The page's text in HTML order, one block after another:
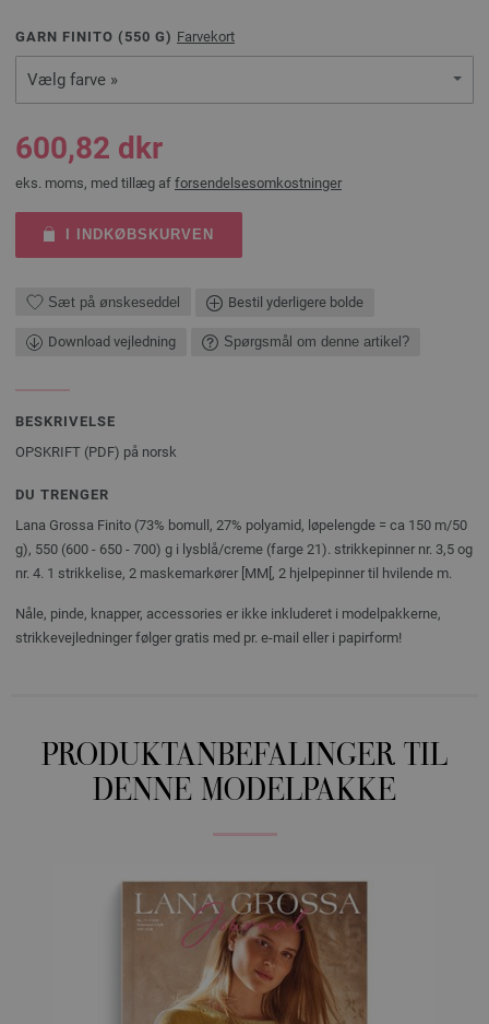
GARN FINITO ( 550 G) Farvekort
Vælg farve »
600,82 dkr
eks. moms, med tillæg af forsendelsesomkostninger
I INDKØBSKURVEN
Sæt på ønskeseddel Bestil yderligere bolde
Download vejledning Spørgsmål om denne artikel?
BESKRIVELSE
OPSKRIFT (PDF) på norsk
DU TRENGER
Lana Grossa Finito (73% bomull, 27% polyamid, løpelengde = ca 150 m/50
g), 550 (600 - 650 - 700) g i lysblå/creme (farge 21). strikkepinner nr. 3,5 og
nr. 4. 1 strikkelise, 2 maskemarkører [MM[, 2 hjelpepinner til hvilende m.
Nåle, pinde, knapper, accessories er ikke inkluderet i modelpakkerne,
strikkevejledninger følger gratis med pr. e-mail eller i papirform!
PRODUKTANBEFALINGER TIL
DENNE MODELPAKKE